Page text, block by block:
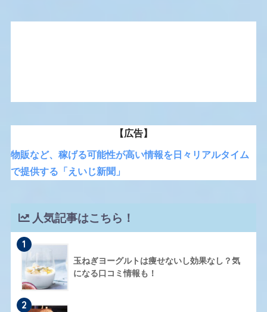
【広告】
物販など、稼げる可能性が高い情報を日々リアルタイム
で提供する「えいじ新聞」
人気記事はこちら！
1
玉ねぎヨーグルトは痩せないし効果なし？気
になる口コミ情報も！
2